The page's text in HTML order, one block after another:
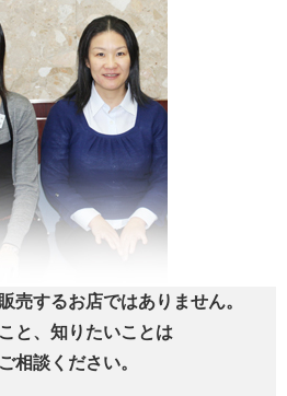
売するお店ではありません。
と、知りたいことは
相談ください。